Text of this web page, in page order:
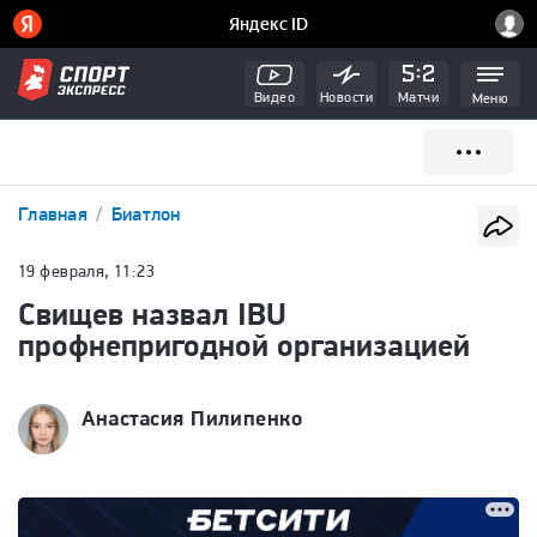
Видео Новости Матчи Меню
Главная Биатлон
19 февраля, 11:23
Свищев назвал IBU
профнепригодной организацией
Анастасия Пилипенко